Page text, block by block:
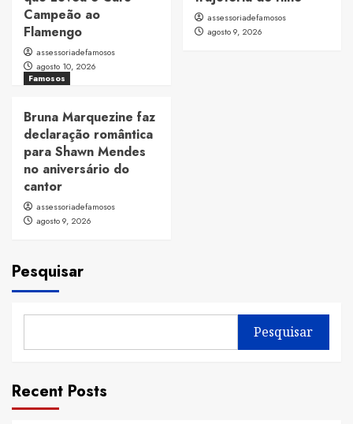
Campeão ao
Flamengo
assessoriadefamosos
agosto 10, 2026
assessoriadefamosos
agosto 9, 2026
Famosos
Bruna Marquezine faz
declaração romântica
para Shawn Mendes
no aniversário do
cantor
assessoriadefamosos
agosto 9, 2026
Pesquisar
Pesquisar
Recent Posts